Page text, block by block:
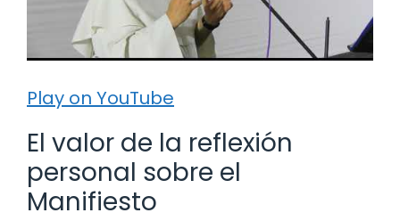
Play on YouTube
El valor de la reflexión
personal sobre el
Manifiesto